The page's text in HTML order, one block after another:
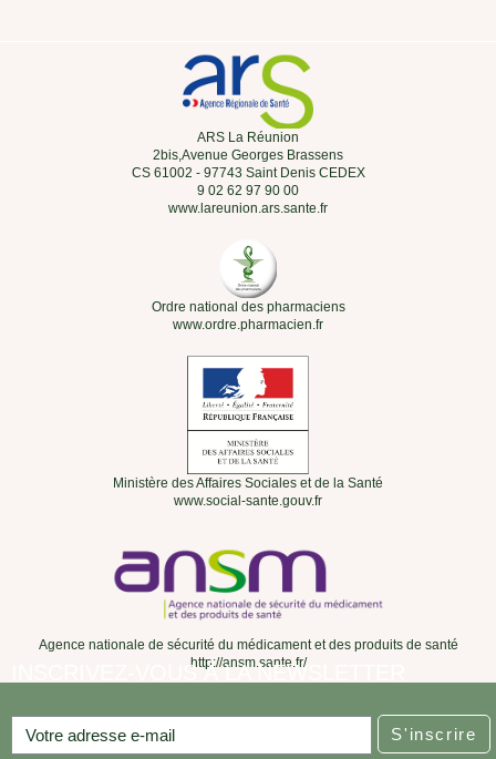
ARS La Réunion
2bis,Avenue Georges Brassens
CS 61002 - 97743 Saint Denis CEDEX
9 02 62 97 90 00
www.lareunion.ars.sante.fr
Ordre national des pharmaciens
www.ordre.pharmacien.fr
Ministère des Affaires Sociales et de la Santé
www.social-sante.gouv.fr
Agence nationale de sécurité du médicament et des produits de santé
http://ansm.sante.fr/
INSCRIVEZ-VOUS À LA NEWSLETTER
S'inscrire